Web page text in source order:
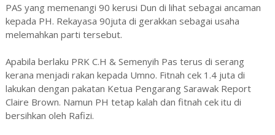
PAS yang memenangi 90 kerusi Dun di lihat sebagai ancaman
kepada PH. Rekayasa 90juta di gerakkan sebagai usaha
melemahkan parti tersebut.
Apabila berlaku PRK C.H & Semenyih Pas terus di serang
kerana menjadi rakan kepada Umno. Fitnah cek 1.4 juta di
lakukan dengan pakatan Ketua Pengarang Sarawak Report
Claire Brown. Namun PH tetap kalah dan fitnah cek itu di
bersihkan oleh Rafizi.